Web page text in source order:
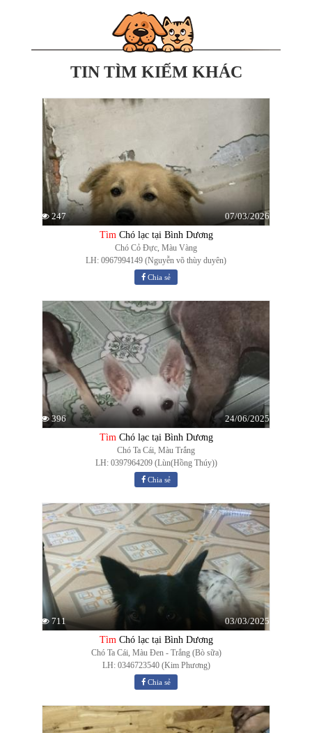
TIN TÌM KIẾM KHÁC
247
07/03/2026
Tìm Chó lạc tại Bình Dương
Chó Cỏ Đực, Màu Vàng
LH: 0967994149 (Nguyễn võ thùy duyên)
Chia sẻ
396
24/06/2025
Tìm Chó lạc tại Bình Dương
Chó Ta Cái, Màu Trắng
LH: 0397964209 (Lùn(Hồng Thúy))
Chia sẻ
711
03/03/2025
Tìm Chó lạc tại Bình Dương
Chó Ta Cái, Màu Đen - Trắng (Bò sữa)
LH: 0346723540 (Kim Phương)
Chia sẻ